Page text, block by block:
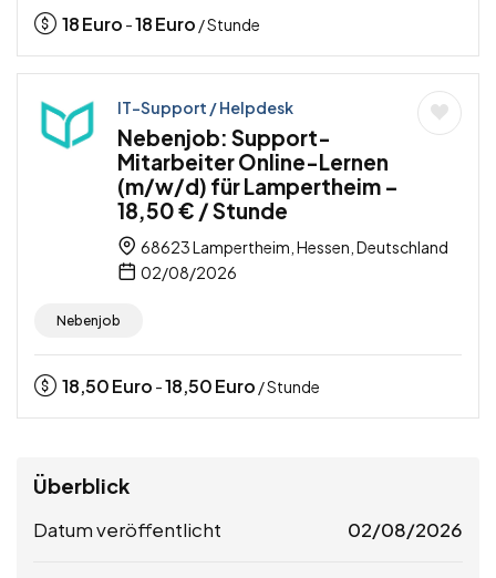
18Euro -18Euro / Stunde
IT-Support / Helpdesk
Nebenjob: Support-
Mitarbeiter Online-Lernen
(m/w/d) für Lampertheim –
18,50 € / Stunde
68623 Lampertheim, Hessen, Deutschland
02/08/2026
Nebenjob
18,50Euro -18,50Euro / Stunde
Überblick
Datum veröffentlicht 02/08/2026